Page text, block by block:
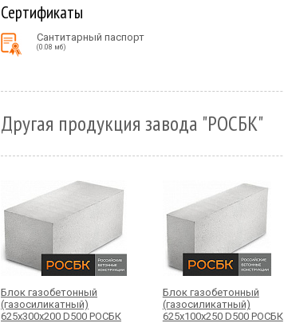
Сертификаты
Сантитарный паспорт
(0.08 мб)
Другая продукция завода "РОСБК"
Блок газобетонный
(газосиликатный)
625x300x200 D500 РОСБК
Блок газобетонный
(газосиликатный)
625x100x250 D500 РОСБК